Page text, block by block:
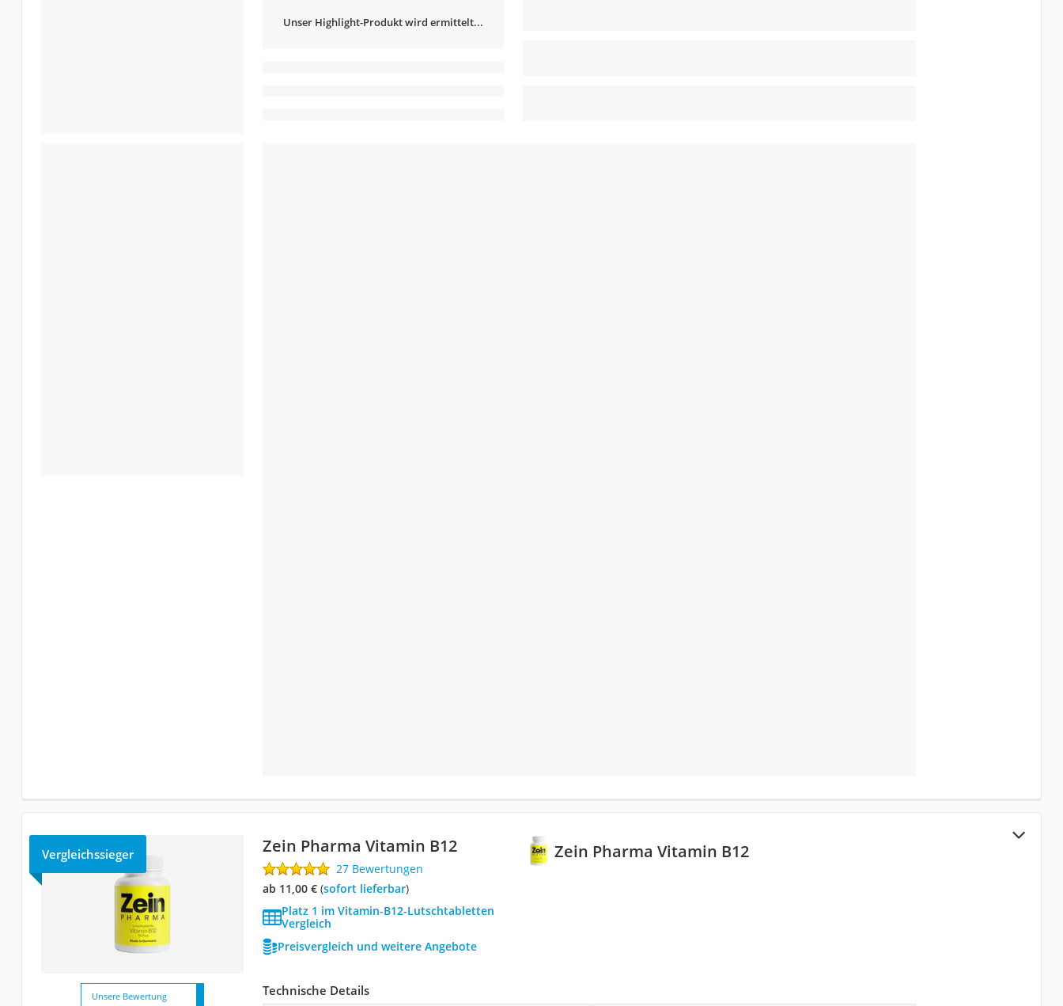
Unser Highlight-Produkt wird ermittelt...
Zein Pharma Vitamin B12
Vergleichssieger Zein Pharma Vitamin B12
27 Bewertungen
ab 11,00 €( Sofort lieferbar)
Platz 1 im Vitamin-B12-Lutschtabletten
Vergleich
Preisvergleich und weitere Angebote
Unsere Bewertung Technische Details